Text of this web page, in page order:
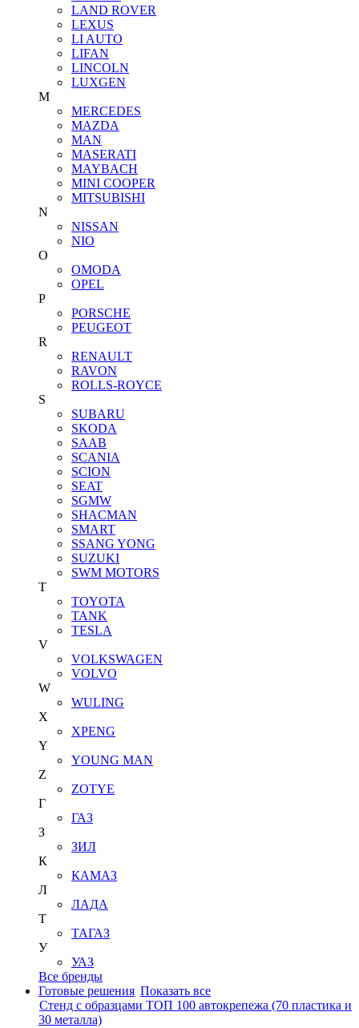
LAND ROVER
LEXUS
LI AUTO
LIFAN
LINCOLN
LUXGEN
M
MERCEDES
MAZDA
MAN
MASERATI
MAYBACH
MINI COOPER
MITSUBISHI
N
NISSAN
NIO
O
OMODA
OPEL
P
PORSCHE
PEUGEOT
R
RENAULT
RAVON
ROLLS-ROYCE
S
SUBARU
SKODA
SAAB
SCANIA
SCION
SEAT
SGMW
SHACMAN
SMART
SSANG YONG
SUZUKI
SWM MOTORS
T
TOYOTA
TANK
TESLA
V
VOLKSWAGEN
VOLVO
W
WULING
X
XPENG
Y
YOUNG MAN
Z
ZOTYE
Г
ГАЗ
З
ЗИЛ
К
КАМАЗ
Л
ЛАДА
Т
ТАГАЗ
У
УАЗ
Все бренды
Готовые решения Показать все
Стенд с образцами ТОП 100 автокрепежа (70 пластика и
30 металла)